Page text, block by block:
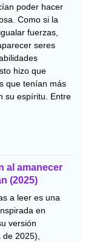
poder hacer
Como si la
fuerzas,
seres
hizo que
que tenían más
su espíritu. Entre
al amanecer
(2025)
a leer es una
en
versión
de 2025),